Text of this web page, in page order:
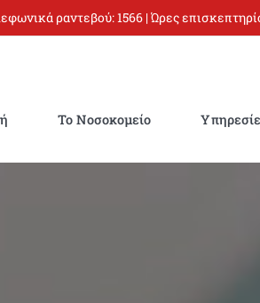
ραντεβού:1566 | Ώρες
Το Νοσοκομείο